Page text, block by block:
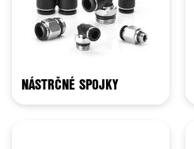
NÁSTRČNÉ SPOJKY